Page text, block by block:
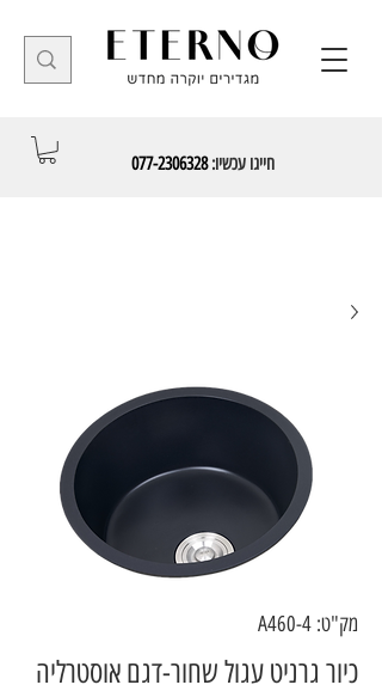
חייגו עכשיו:077-2306328
מק"ט: A460-4
כיור גרניט עגול שחור-דגם אוסטרליה